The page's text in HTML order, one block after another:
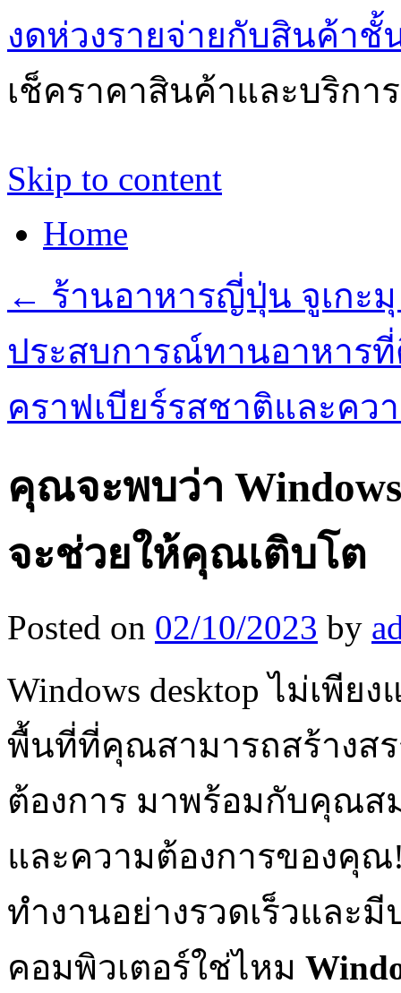
งดห่วงรายจ่ายกับสินค้า
เช็คราคาสินค้าและบริกา
Skip to content
Home
← ร้านอาหารญี่ปุ่น จูเกะ
ประสบการณ์ทานอาหาร
คราฟเบียร์รสชาติและค
คุณจะพบว่า
จะช่วยให้คุณเติบโต
Posted on 02/10/2023 by
Windows desktop ไม่เพี
พื้นที่ที่คุณสามารถสร้างส
ต้องการ มาพร้อมกับคุณ
และความต้องการของคุ
ทำงานอย่างรวดเร็วและ
คอมพิวเตอร์ใช่ไหม